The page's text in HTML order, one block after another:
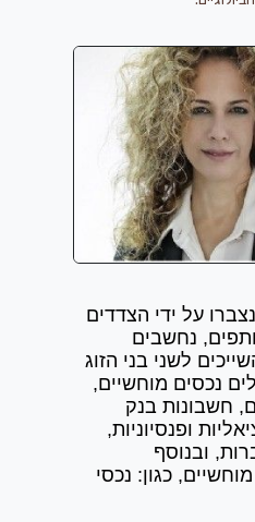
על ידי הצדדים
נחשבים
לשני בני הזוג
נכסים מוחשיים,
חשבונות בנק
ופנסיוניות,
ובנוסף
כגון: נכסי